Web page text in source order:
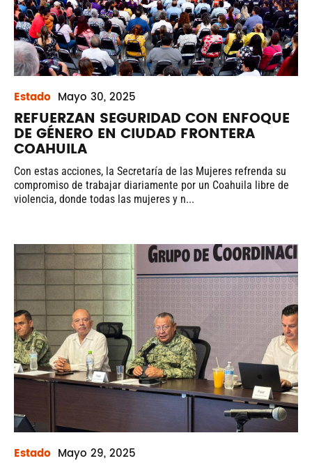
Estado Mayo 30, 2025
REFUERZAN SEGURIDAD CON ENFOQUE
DE GÉNERO EN CIUDAD FRONTERA
COAHUILA
Con estas acciones, la Secretaría de las Mujeres refrenda su
compromiso de trabajar diariamente por un Coahuila libre de
violencia, donde todas las mujeres y n...
Estado Mayo 29, 2025